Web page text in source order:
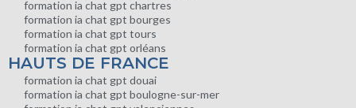
formation ia chat gpt chartres
formation ia chat gpt bourges
formation ia chat gpt tours
formation ia chat gpt orléans
HAUTS DE FRANCE
formation ia chat gpt douai
formation ia chat gpt boulogne-sur-mer